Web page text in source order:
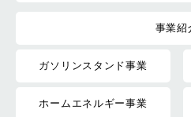
事業紹
ガソリンスタンド事業
ホームエネルギー事業